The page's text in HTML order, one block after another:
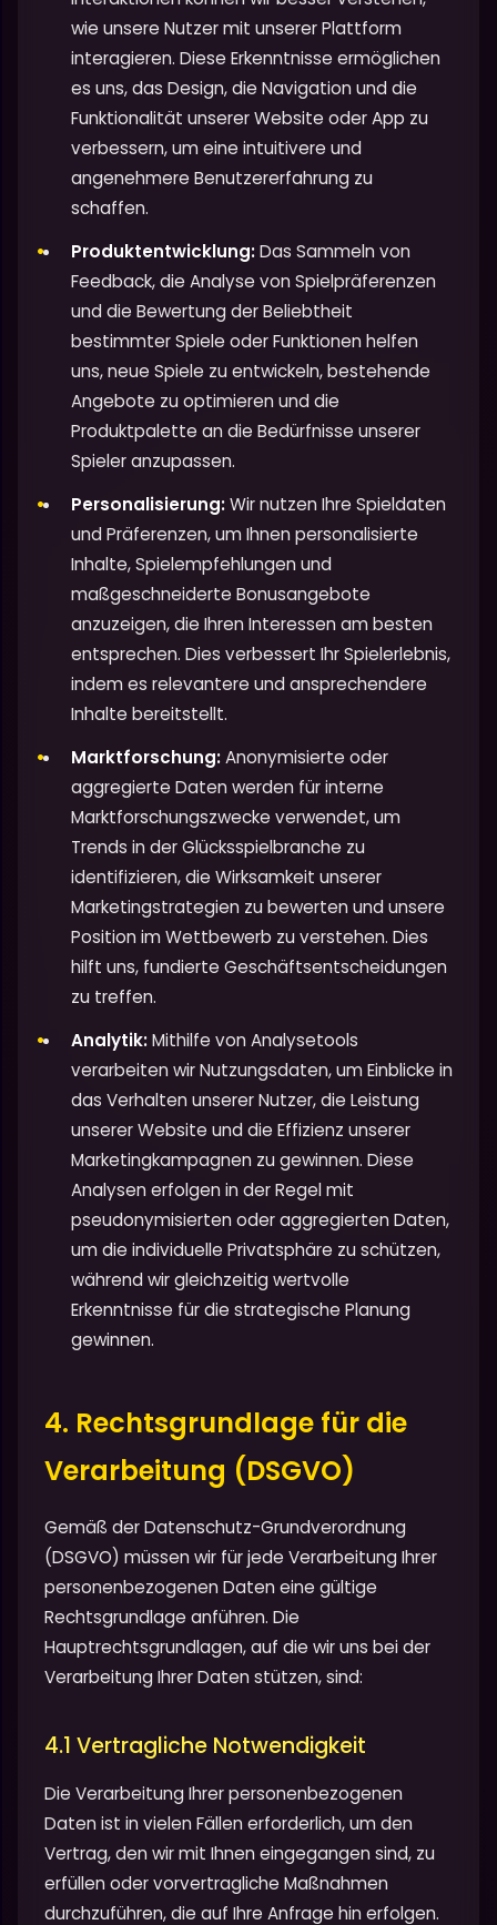
wie unsere Nutzer mit unserer Plattform
interagieren. Diese Erkenntnisse ermöglichen
es uns, das Design, die Navigation und die
Funktionalität unserer Website oder App zu
verbessern, um eine intuitivere und
angenehmere Benutzererfahrung zu
schaffen.
Produktentwicklung:Das Sammeln von
Feedback, die Analyse von Spielpräferenzen
und die Bewertung der Beliebtheit
bestimmter Spiele oder Funktionen helfen
uns, neue Spiele zu entwickeln, bestehende
Angebote zu optimieren und die
Produktpalette an die Bedürfnisse unserer
Spieler anzupassen.
Personalisierung:Wir nutzen Ihre Spieldaten
und Präferenzen, um Ihnen personalisierte
Inhalte, Spielempfehlungen und
maßgeschneiderte Bonusangebote
anzuzeigen, die Ihren Interessen am besten
entsprechen. Dies verbessert Ihr Spielerlebnis,
indem es relevantere und ansprechendere
Inhalte bereitstellt.
Marktforschung:Anonymisierte oder
aggregierte Daten werden für interne
Marktforschungszwecke verwendet, um
Trends in der Glücksspielbranche zu
identifizieren, die Wirksamkeit unserer
Marketingstrategien zu bewerten und unsere
Position im Wettbewerb zu verstehen. Dies
hilft uns, fundierte Geschäftsentscheidungen
zu treffen.
Analytik:Mithilfe von Analysetools
verarbeiten wir Nutzungsdaten, um Einblicke in
das Verhalten unserer Nutzer, die Leistung
unserer Website und die Effizienz unserer
Marketingkampagnen zu gewinnen. Diese
Analysen erfolgen in der Regel mit
pseudonymisierten oder aggregierten Daten,
um die individuelle Privatsphäre zu schützen,
während wir gleichzeitig wertvolle
Erkenntnisse für die strategische Planung
gewinnen.
4. Rechtsgrundlage für die
Verarbeitung (DSGVO)
Gemäß der Datenschutz-Grundverordnung
(DSGVO) müssen wir für jede Verarbeitung Ihrer
personenbezogenen Daten eine gültige
Rechtsgrundlage anführen. Die
Hauptrechtsgrundlagen, auf die wir uns bei der
Verarbeitung Ihrer Daten stützen, sind:
4.1 Vertragliche Notwendigkeit
Die Verarbeitung Ihrer personenbezogenen
Daten ist in vielen Fällen erforderlich, um den
Vertrag, den wir mit Ihnen eingegangen sind, zu
erfüllen oder vorvertragliche Maßnahmen
durchzuführen, die auf Ihre Anfrage hin erfolgen.